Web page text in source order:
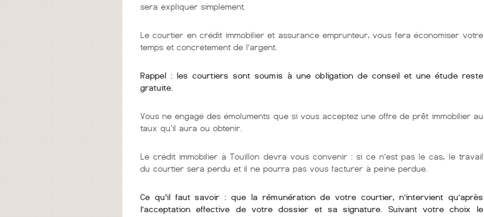
sera expliquer simplement.
Le courtier en crédit immobilier et assurance emprunteur, vous fera économiser votre
temps et concrétement de l’argent.
Rappel : les courtiers sont soumis à une obligation de conseil et une étude reste
gratuite.
Vous ne engagé des émoluments que si vous acceptez une offre de prêt immobilier au
taux qu'il aura ou obtenir.
Le crédit immobilier à Touillon devra vous convenir : si ce n’est pas le cas, le travail
du courtier sera perdu et il ne pourra pas vous facturer à peine perdue.
Ce qu'il faut savoir : que la rémunération de votre courtier, n’intervient qu’après
l’acceptation effective de votre dossier et sa signature. Suivant votre choix le